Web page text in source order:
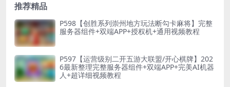
推荐精品
P598【创胜系列崇州地方玩法断勾卡麻将】完整
服务器组件+双端APP+授权机+通用视频教程
P597【运营级别二开五游大联盟/开心棋牌】202
6最新整理完整服务器组件+双端APP+完美AI机器
人+超详细视频教程